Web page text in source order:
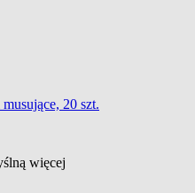
20 szt.
więcej